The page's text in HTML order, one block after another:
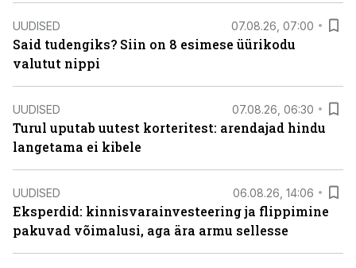
UUDISED 07.08.26, 07:00
Said tudengiks? Siin on 8 esimese üürikodu
valutut nippi
UUDISED 07.08.26, 06:30
Turul uputab uutest korteritest: arendajad hindu
langetama ei kibele
UUDISED 06.08.26, 14:06
Eksperdid: kinnisvarainvesteering ja flippimine
pakuvad võimalusi, aga ära armu sellesse